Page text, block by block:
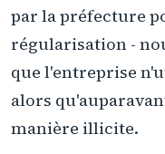
par la préfecture
régularisation -
que l'entreprise
alors
manière illicite.